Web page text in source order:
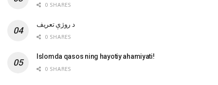
0 SHARES
‌د روژې تعریف
0 SHARES
Islomda qasos ning hayotiy ahamiyati!
0 SHARES